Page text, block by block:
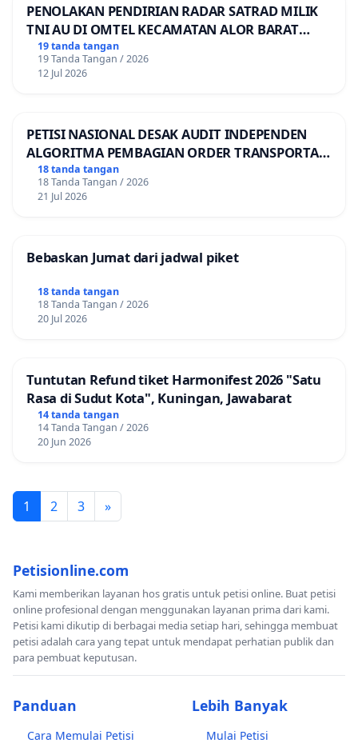
PENOLAKAN PENDIRIAN RADAR SATRAD MILIK
TNI AU DI OMTEL KECAMATAN ALOR BARAT
LAUT, KABUPATEN ALOR
19 tanda tangan
19 Tanda Tangan / 2026
12 Jul 2026
PETISI NASIONAL DESAK AUDIT INDEPENDEN
ALGORITMA PEMBAGIAN ORDER TRANSPORTASI
ONLINE
18 tanda tangan
18 Tanda Tangan / 2026
21 Jul 2026
Bebaskan Jumat dari jadwal piket
18 tanda tangan
18 Tanda Tangan / 2026
20 Jul 2026
Tuntutan Refund tiket Harmonifest 2026 "Satu
Rasa di Sudut Kota", Kuningan, Jawabarat
14 tanda tangan
14 Tanda Tangan / 2026
20 Jun 2026
1 2 3 »
Petisionline.com
Kami memberikan layanan hos gratis untuk petisi online. Buat petisi
online profesional dengan menggunakan layanan prima dari kami.
Petisi kami dikutip di berbagai media setiap hari, sehingga membuat
petisi adalah cara yang tepat untuk mendapat perhatian publik dan
para pembuat keputusan.
Panduan
Cara Memulai Petisi
Lebih Banyak
Mulai Petisi